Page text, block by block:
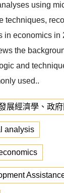
using
techniques,
in economics in
the
and
used..
展經濟學、政
analysis